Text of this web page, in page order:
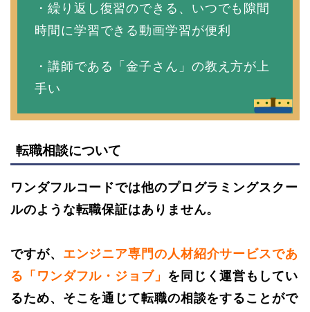
・繰り返し復習のできる、いつでも隙間
時間に学習できる動画学習が便利
・講師である「金子さん」の教え方が上
手い
転職相談について
ワンダフルコードでは他のプログラミングスクー
ルのような転職保証はありません。
ですが、 エンジニア専門の人材紹介サービスであ
る「ワンダフル・ジョブ」 を同じく運営もしてい
るため、そこを通じて転職の相談をすることがで